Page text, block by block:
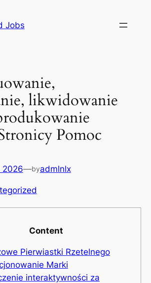
Jobs
likwidowanie
Pomoc
2026—byadmlnlx
Content
Pierwiastki Rzetelnego
Marki
interaktywności za